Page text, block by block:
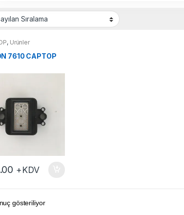
, Ürünler
7610 CAPTOP
+KDV
gösteriliyor